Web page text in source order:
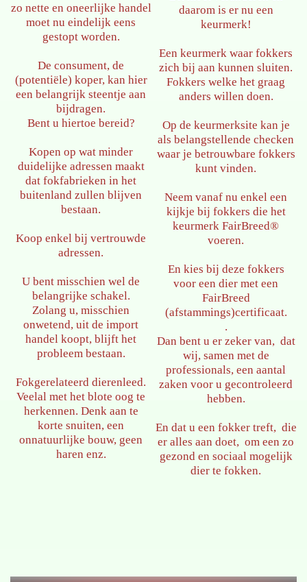
zo nette en oneerlijke handel
moet nu eindelijk eens
gestopt worden.
De consument, de
(potentiële) koper, kan hier
een belangrijk steentje aan
bijdragen.
Bent u hiertoe bereid?
Kopen op wat minder
duidelijke adressen maakt
dat fokfabrieken in het
buitenland zullen blijven
bestaan.
Koop enkel bij vertrouwde
adressen.
U bent misschien wel de
belangrijke schakel.
Zolang u, misschien
onwetend, uit de import
handel koopt, blijft het
probleem bestaan.
Fokgerelateerd dierenleed.
Veelal met het blote oog te
herkennen. Denk aan te
korte snuiten, een
onnatuurlijke bouw, geen
haren enz.
daarom is er nu een
keurmerk!
Een keurmerk waar fokkers
zich bij aan kunnen sluiten.
Fokkers welke het graag
anders willen doen.
Op de keurmerksite kan je
als belangstellende checken
waar je betrouwbare fokkers
kunt vinden.
Neem vanaf nu enkel een
kijkje bij fokkers die het
keurmerk FairBreed®
voeren.
En kies bij deze fokkers
voor een dier met een
FairBreed
(afstammings)certificaat.
.
Dan bent u er zeker van, dat
wij, samen met de
professionals, een aantal
zaken voor u gecontroleerd
hebben.
En dat u een fokker treft, die
er alles aan doet, om een zo
gezond en sociaal mogelijk
dier te fokken.